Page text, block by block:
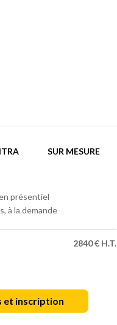
SUR MESURE
présentiel
à la demande
2840 € H.T.
et inscription